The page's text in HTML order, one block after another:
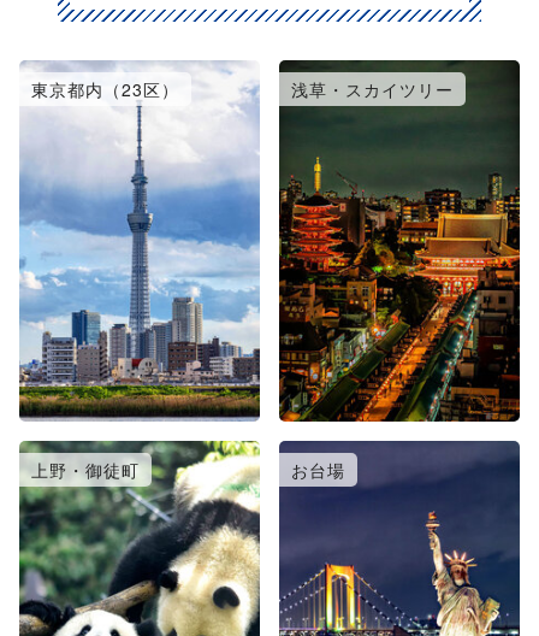
東京都内（23区） 浅草・スカイツリー
上野・御徒町 お台場